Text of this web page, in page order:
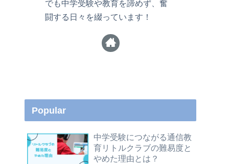
でも中学受験や教育を諦めず、奮
闘する日々を綴っています！
Popular
中学受験につながる通信教
育リトルクラブの難易度と
やめた理由とは？